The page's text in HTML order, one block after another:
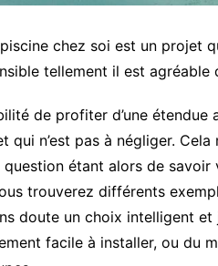
chez soi est un projet
tellement il est agréable
de profiter d’une
qui n’est pas à négliger. Cela
question étant alors de
trouverez différents
doute un choix intelligent et
facile à installer, ou du